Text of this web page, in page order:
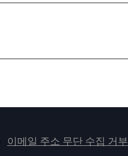
이메일 주소 무단 수집 거부